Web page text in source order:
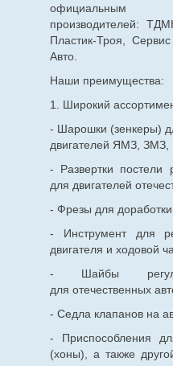
официальным
производителей:
Пластик-Троя,
Авто.
Наши преимущества:
1. Широкий
- Шарошки (зенкеры)
двигателей ЯМЗ,
- Развертки постели
для двигателей
- Фрезы для
- Инструмент для
двигателя и ходовой
- Шайбы
для отечественных
- Седла клапанов на
- Приспособления
(хоны), а также